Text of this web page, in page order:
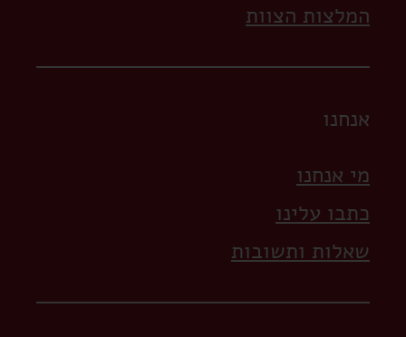
המלצות הצוות
אנחנו
מי אנחנו
כתבו עלינו
שאלות ותשובות